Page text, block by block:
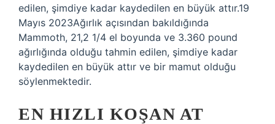
edilen, şimdiye kadar kaydedilen en büyük attır.19
Mayıs 2023Ağırlık açısından bakıldığında
Mammoth, 21,2 1/4 el boyunda ve 3.360 pound
ağırlığında olduğu tahmin edilen, şimdiye kadar
kaydedilen en büyük attır ve bir mamut olduğu
söylenmektedir.
EN HIZLI KOŞAN AT